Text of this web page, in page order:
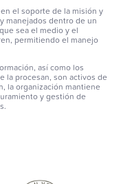
el soporte de la misión y
manejados dentro de un
sea el medio y el
permitiendo el manejo
así como los
la procesan, son activos de
la organización mantiene
y gestión de